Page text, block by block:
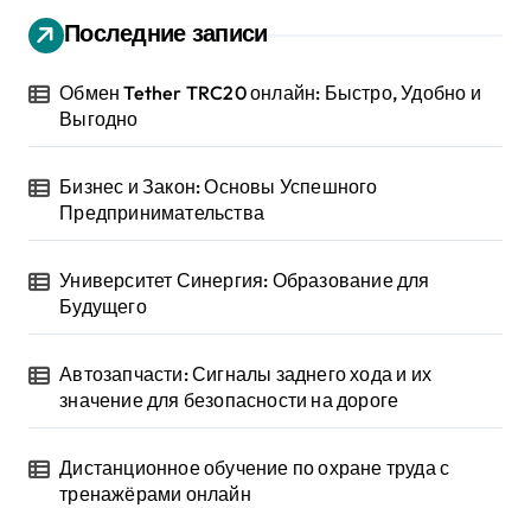
Последние записи
Обмен Tether TRC20 онлайн: Быстро, Удобно и
Выгодно
Бизнес и Закон: Основы Успешного
Предпринимательства
Университет Синергия: Образование для
Будущего
Автозапчасти: Сигналы заднего хода и их
значение для безопасности на дороге
Дистанционное обучение по охране труда с
тренажёрами онлайн